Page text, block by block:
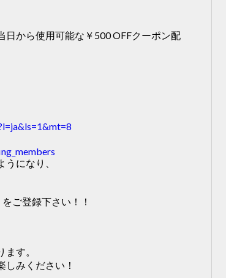
から使用可能な￥500 OFFクーポン配
になり、
ご登録下さい！！
す。
みください！